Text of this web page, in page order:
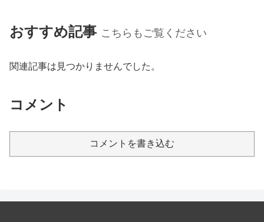
おすすめ記事 こちらもご覧ください
関連記事は見つかりませんでした。
コメント
コメントを書き込む